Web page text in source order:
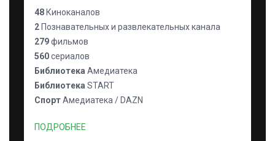
48 Киноканалов
2 Познавательных и развлекательных канала
279фильмов
560сериалов
Библиотека Амедиатека
Библиотека START
СпортАмедиатека / DAZN
ПОДРОБНЕЕ